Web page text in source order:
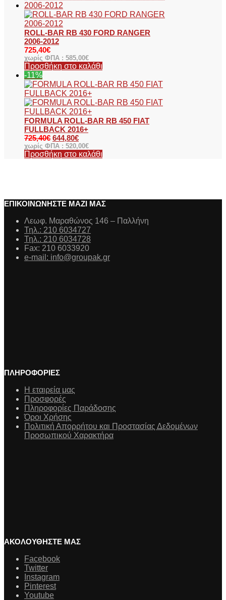
ROLL-BAR RB 430 FORD RANGER
2006-2012
725,40€
χωρίς ΦΠΑ : 585,00€
Προσθήκη στο καλάθι
-11%
FORMULA ROLL-BAR RB 450 FIAT
FULLBACK 2016+
725,40€ 644,80€
χωρίς ΦΠΑ : 520,00€
Προσθήκη στο καλάθι
ΕΠΙΚΟΙΝΩΝΗΣΤΕ ΜΑΖΙ ΜΑΣ
Λεωφ. Μαραθώνος 146 – Παλλήνη
Τηλ.: 210 6034727
Τηλ.: 210 6034728
Fax: 210 6033920
e-mail: info@groupak.gr
ΠΛΗΡΟΦΟΡΙΕΣ
Η εταιρεία μας
Προσφορές
Πληροφορίες Παράδοσης
Όροι Χρήσης
Πολιτική Απορρήτου και Προστασίας Δεδομένων
Προσωπικού Χαρακτήρα
ΑΚΟΛΟΥΘΗΣΤΕ ΜΑΣ
Facebook
Twitter
Instagram
Pinterest
Youtube